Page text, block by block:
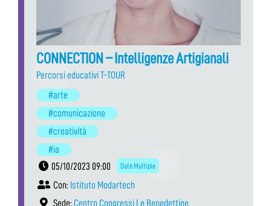
CONNECTION – Intelligenze Artigianali
Percorsi educativi T-TOUR
#arte
#comunicazione
#creatività
#ia
05/10/2023 09:00
Date Multiple
Con: Istituto Modartech
Sede: Centro Congressi Le Benedettine